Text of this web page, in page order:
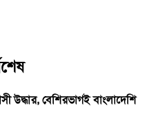
উদ্ধার, বেশিরভাগই বাংলাদেশি